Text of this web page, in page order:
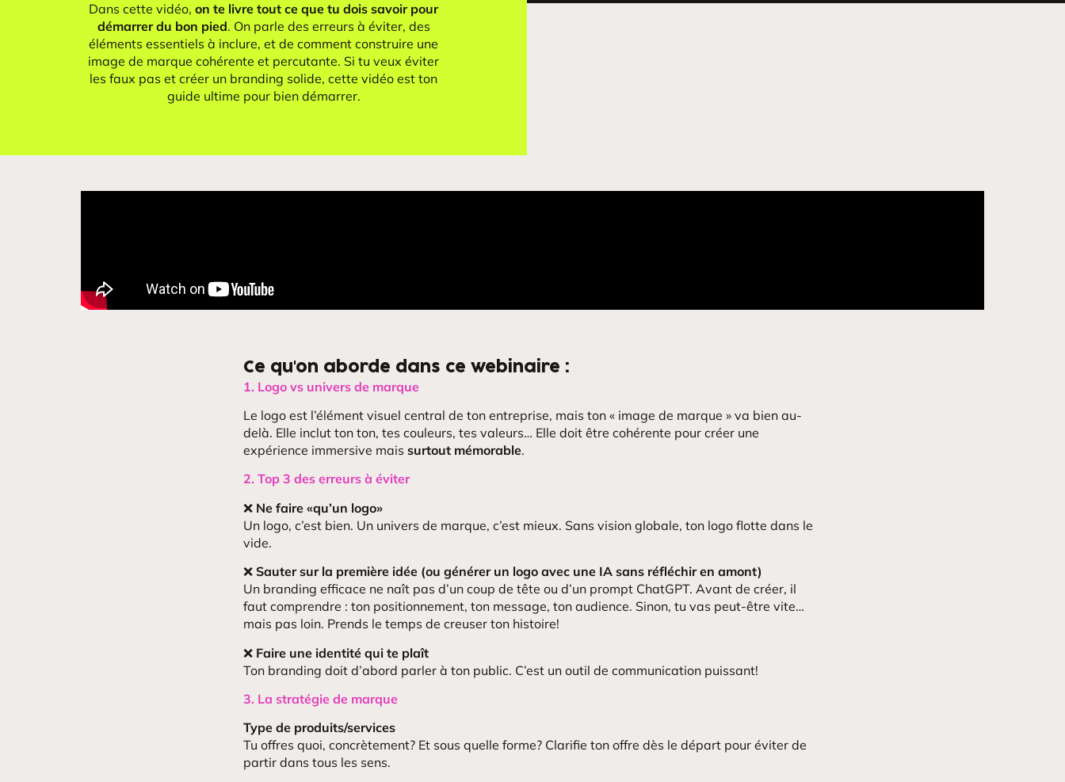
Dans cette vidéo, on te livre tout ce que tu dois savoir pour
démarrer du bon pied. On parle des erreurs à éviter, des
éléments essentiels à inclure, et de comment construire une
image de marque cohérente et percutante. Si tu veux éviter
les faux pas et créer un branding solide, cette vidéo est ton
guide ultime pour bien démarrer.
Ce qu'on aborde dans ce webinaire :
1. Logo vs univers de marque
Le logo est l’élément visuel central de ton entreprise, mais ton « image de marque » va bien au-
delà. Elle inclut ton ton, tes couleurs, tes valeurs… Elle doit être cohérente pour créer une
expérience immersive mais surtout mémorable.
2. Top 3 des erreurs à éviter
❌ Ne faire «qu’un logo»
Un logo, c’est bien. Un univers de marque, c’est mieux. Sans vision globale, ton logo flotte dans le
vide.
❌ Sauter sur la première idée (ou générer un logo avec une IA sans réfléchir en amont)
Un branding efficace ne naît pas d’un coup de tête ou d’un prompt ChatGPT. Avant de créer, il
faut comprendre : ton positionnement, ton message, ton audience. Sinon, tu vas peut-être vite…
mais pas loin. Prends le temps de creuser ton histoire!
❌ Faire une identité qui te plaît
Ton branding doit d’abord parler à ton public. C’est un outil de communication puissant!
3. La stratégie de marque
Type de produits/services
Tu offres quoi, concrètement? Et sous quelle forme? Clarifie ton offre dès le départ pour éviter de
partir dans tous les sens.